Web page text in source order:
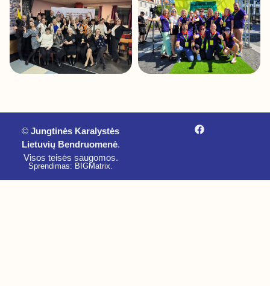
© Jungtinės Karalystės
Lietuvių Bendruomenė.
Visos teisės saugomos.
Sprendimas: BIGMatrix.